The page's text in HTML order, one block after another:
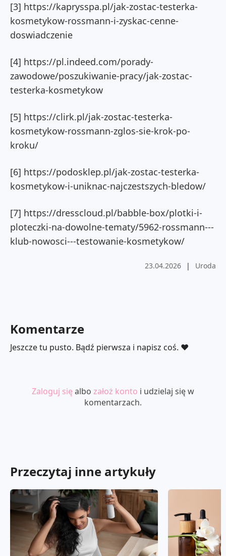
[3] https://kaprysspa.pl/jak-zostac-testerka-
kosmetykow-rossmann-i-zyskac-cenne-
doswiadczenie
[4] https://pl.indeed.com/porady-
zawodowe/poszukiwanie-pracy/jak-zostac-
testerka-kosmetykow
[5] https://clirk.pl/jak-zostac-testerka-
kosmetykow-rossmann-zglos-sie-krok-po-
kroku/
[6] https://podosklep.pl/jak-zostac-testerka-
kosmetykow-i-uniknac-najczestszych-bledow/
[7] https://dresscloud.pl/babble-box/plotki-i-
ploteczki-na-dowolne-tematy/5962-rossmann---
klub-nowosci---testowanie-kosmetykow/
23.04.2026 | Uroda
Komentarze
Jeszcze tu pusto. Bądź pierwsza i napisz coś. ❤️
Zaloguj się albo założ konto i udzielaj się w
komentarzach.
Przeczytaj inne artykuły